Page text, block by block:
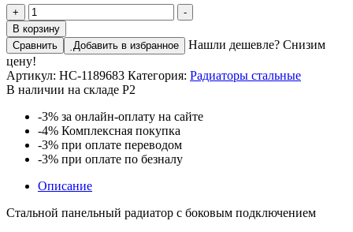
+
Количество
товара
Радиатор
панельный
Royal
Thermo
COMPACT
C21-
500-
800
RAL9016
-
В корзину
Сравнить
Добавить в избранное
Нашли дешевле? Снизим
цену!
Артикул: НС-1189683 Категория: Радиаторы стальные
В наличии на складе Р2
-3% за онлайн-оплату на сайте
-4% Комплексная покупка
-3% при оплате переводом
-3% при оплате по безналу
Описание
Стальной панельный радиатор с боковым подключением